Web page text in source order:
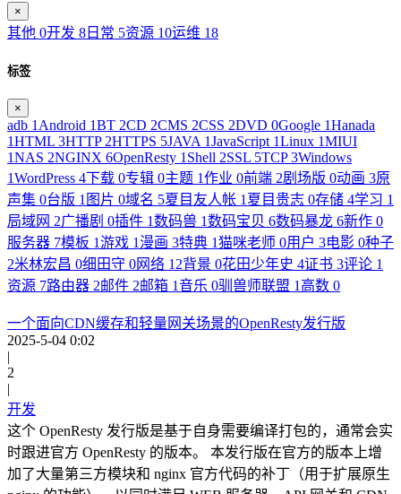
×
其他 0开发 8 日常 5资源 10运维 18
标签
×
adb 1 Android 1BT 2CD 2CMS 2CSS 2DVD 0Google 1Hanada
1HTML 3HTTP 2HTTPS 5JAVA 1JavaScript 1Linux 1MIUI
1NAS 2NGINX 6OpenResty 1 Shell 2SSL 5TCP3Windows
1WordPress 4下载 0专辑 0主题 1作业 0前端 2剧场版 0动画 3原
声集 0台版 1 图片 0域名 5夏目友人帐 1 夏目贵志 0存储 4学习 1
局域网 2广播剧 0插件 1数码兽 1数码宝贝 6数码暴龙 6新作 0
服务器 7模板 1游戏 1 漫画 3特典 1猫咪老师 0用户 3电影 0种子
2米林宏昌 0细田守 0网络 12背景 0花田少年史 4证书 3评论 1
资源 7路由器 2邮件 2邮箱 1音乐 0驯兽师联盟 1 高数 0
一个面向CDN缓存和轻量网关场景的OpenResty发行版
2025-5-04 0:02
|
2
|
开发
这个 OpenResty 发行版是基于自身需要编译打包的，通常会实
时跟进官方 OpenResty 的版本。 本发行版在官方的版本上增
加了大量第三方模块和 nginx 官方代码的补丁（用于扩展原生